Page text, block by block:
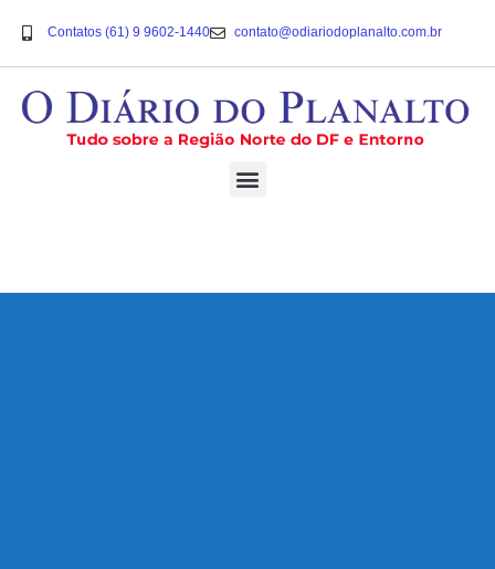
Contatos (61) 9 9602-1440 contato@odiariodoplanalto.com.br